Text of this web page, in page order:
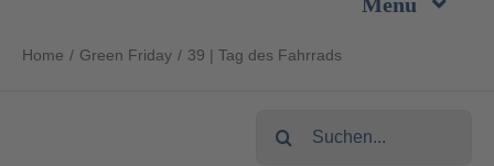
Inhalt
Unternehmen
Home Green Friday 39 | Tag des Fahrrads
Suche